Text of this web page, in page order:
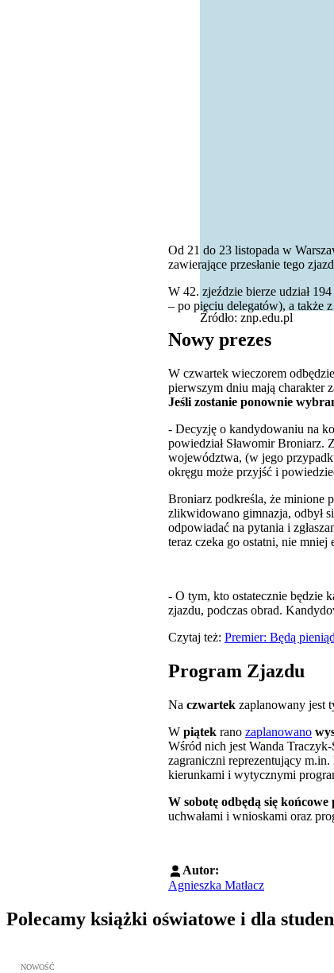
Źródło: znp.edu.pl
Od 21 do 23 listopada w
zawierające przesłanie tego
W 42. zjeździe bierze udział
– po pięciu delegatów), a także
Nowy prezes
W czwartek wieczorem
pierwszym dniu mają charakter
Jeśli zostanie ponownie
- Decyzję o kandydowaniu na
powiedział Sławomir Broniarz.
województwa, (w jego
okręgu może przyjść i
Broniarz podkreśla, że minione
zlikwidowano gimnazja, odbył
odpowiadać na pytania i
teraz czeka go ostatni, nie
- O tym, kto ostatecznie będzie
zjazdu, podczas obrad.
Czytaj też: Premier: Będą
Program Zjazdu
Na czwartek zaplanowany jest
W piątek rano zaplanowano
Wśród nich jest Wanda
zagraniczni reprezentujący
kierunkami i wytycznymi
W sobotę odbędą się
uchwałami i wnioskami oraz
Autor:
Agnieszka Matłacz
Polecamy książki oświatowe i dla
Przejdź do: Wykładowcy doskonali. Podręcznik nauczycieli
NOWOŚĆ